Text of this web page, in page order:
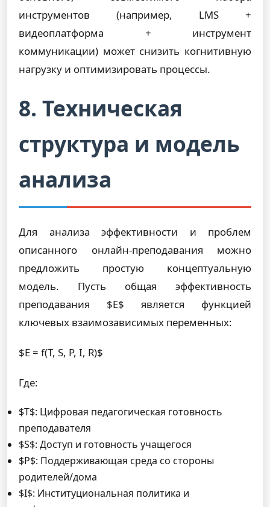
инструментов (например, LMS +
видеоплатформа + инструмент
коммуникации) может снизить когнитивную
нагрузку и оптимизировать процессы.
8. Техническая
структура и модель
анализа
Для анализа эффективности и проблем
описанного онлайн-преподавания можно
предложить простую концептуальную
модель. Пусть общая эффективность
преподавания $E$ является функцией
ключевых взаимозависимых переменных:
$E = f(T, S, P, I, R)$
Где:
$T$: Цифровая педагогическая готовность
преподавателя
$S$: Доступ и готовность учащегося
$P$: Поддерживающая среда со стороны
родителей/дома
$I$: Институциональная политика и